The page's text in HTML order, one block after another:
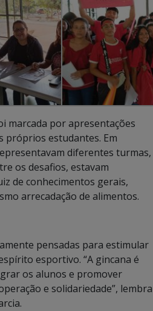
marcada por apresentações
próprios estudantes. Em
diferentes turmas,
os desafios, estavam
de conhecimentos gerais,
arrecadação de alimentos.
pensadas para estimular
esportivo. “A gincana é
os alunos e promover
e solidariedade”, lembra